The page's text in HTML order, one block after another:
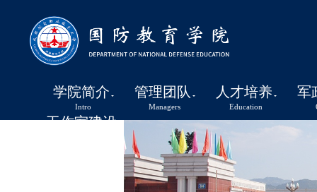
学院简介
Intro
管理团队
Managers
人才培养
Education
军
工作室建设